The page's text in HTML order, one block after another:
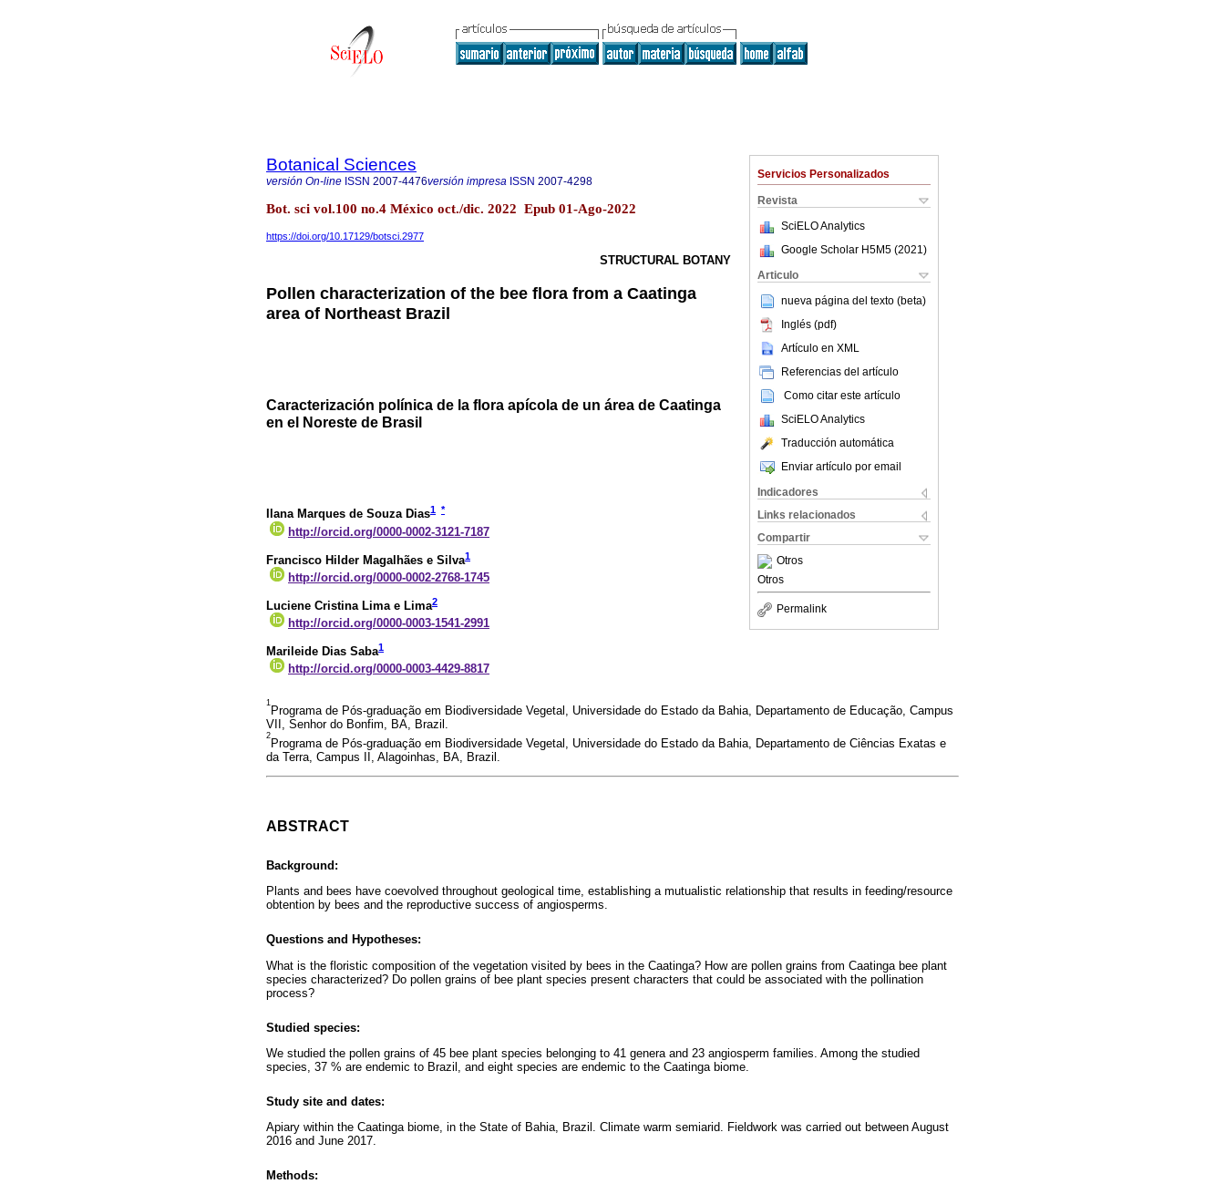
Servicios Personalizados
Revista
SciELO Analytics
Google Scholar H5M5 (2021 )
Articulo
nueva página del texto (beta)
Inglés (pdf)
Artículo en XML
Referencias del artículo
Como citar este artículo
SciELO Analytics
Traducción automática
Enviar artículo por email
Indicadores
Links relacionados
Compartir
Otros
Otros
Permalink
Botanical Sciences
versión On-line ISSN 2007-4476versión impresa ISSN 2007-4298
Bot. sci vol.100 no.4 México oct./dic. 2022 Epub 01-Ago-2022
https://doi.org/10.17129/botsci.2977
STRUCTURAL BOTANY
Pollen characterization of the bee flora from a Caatinga
area of Northeast Brazil
Caracterización polínica de la flora apícola de un área de Caatinga
en el Noreste de Brasil
Ilana Marques de Souza Dias1 *
http://orcid.org/0000-0002-3121-7187
Francisco Hilder Magalhães e Silva1
http://orcid.org/0000-0002-2768-1745
Luciene Cristina Lima e Lima2
http://orcid.org/0000-0003-1541-2991
Marileide Dias Saba1
http://orcid.org/0000-0003-4429-8817
1
Programa de Pós-graduação em Biodiversidade Vegetal, Universidade do Estado da Bahia, Departamento de Educação, Campus
VII, Senhor do Bonfim, BA, Brazil.
2
Programa de Pós-graduação em Biodiversidade Vegetal, Universidade do Estado da Bahia, Departamento de Ciências Exatas e
da Terra, Campus II, Alagoinhas, BA, Brazil.
ABSTRACT
Background:
Plants and bees have coevolved throughout geological time, establishing a mutualistic relationship that results in feeding/resource
obtention by bees and the reproductive success of angiosperms.
Questions and Hypotheses:
What is the floristic composition of the vegetation visited by bees in the Caatinga? How are pollen grains from Caatinga bee plant
species characterized? Do pollen grains of bee plant species present characters that could be associated with the pollination
process?
Studied species:
We studied the pollen grains of 45 bee plant species belonging to 41 genera and 23 angiosperm families. Among the studied
species, 37 % are endemic to Brazil, and eight species are endemic to the Caatinga biome.
Study site and dates:
Apiary within the Caatinga biome, in the State of Bahia, Brazil. Climate warm semiarid. Fieldwork was carried out between August
2016 and June 2017.
Methods: